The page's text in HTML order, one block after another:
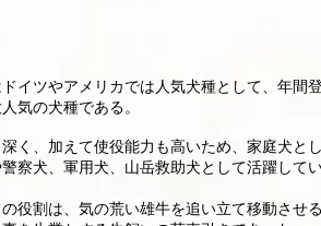
イツやアメリカでは人気犬種として、年間
気の犬種である。
く、加えて使役能力も高いため、家庭犬と
察犬、軍用犬、山岳救助犬として活躍してい
役割は、気の荒い雄牛を追い立て移動させ